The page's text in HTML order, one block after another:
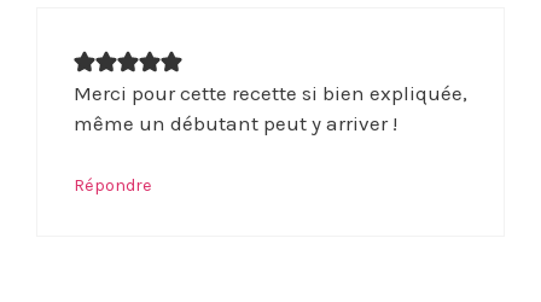
Merci pour cette recette si bien expliquée,
même un débutant peut y arriver !
Répondre